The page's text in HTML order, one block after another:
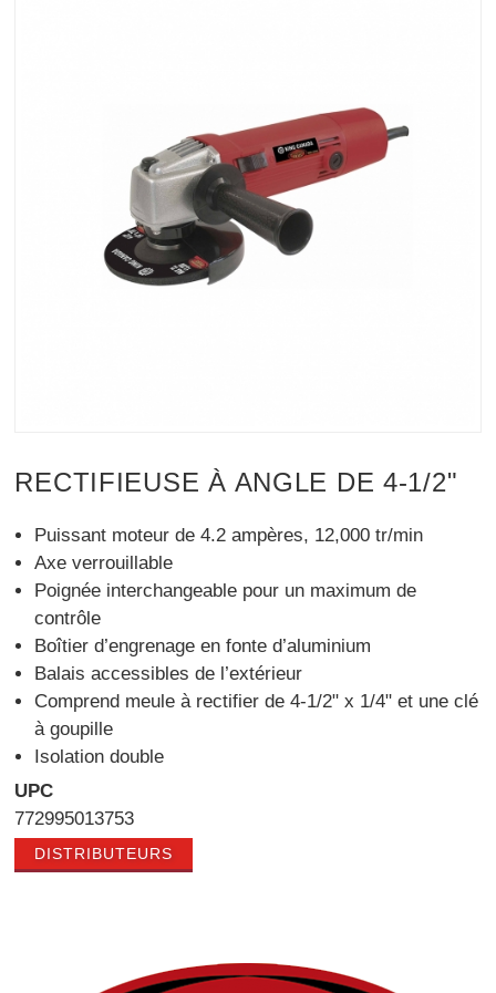
RECTIFIEUSE À ANGLE DE 4-1/2"
Puissant moteur de 4.2 ampères, 12,000 tr/min
Axe verrouillable
Poignée interchangeable pour un maximum de
contrôle
Boîtier d’engrenage en fonte d’aluminium
Balais accessibles de l’extérieur
Comprend meule à rectifier de 4-1/2" x 1/4" et une clé
à goupille
Isolation double
UPC
772995013753
DISTRIBUTEURS